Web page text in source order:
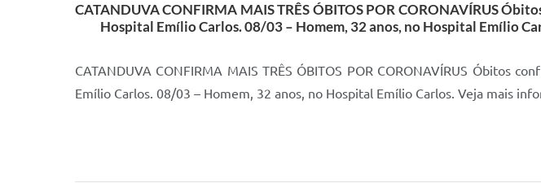
CATANDUVA CONFIRMA MAIS TRÊS ÓBITOS POR CORONAVÍRUS
Hospital Emílio Carlos. 08/03 – Homem, 32 anos, no Hospital Emílio
CATANDUVA CONFIRMA MAIS TRÊS ÓBITOS POR CORONAVÍRUS Óbitos
Emílio Carlos. 08/03 – Homem, 32 anos, no Hospital Emílio Carlos. Veja mais